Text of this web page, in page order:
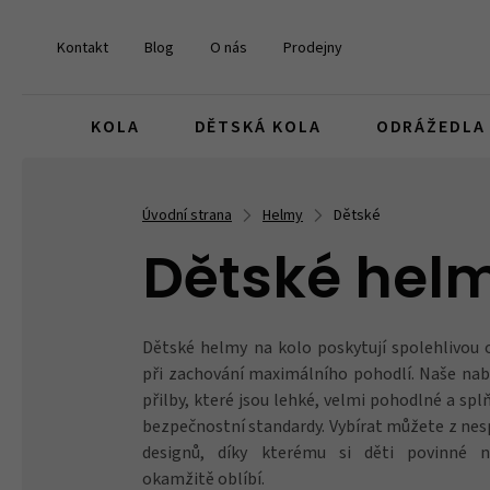
Kontakt Blog O nás Prodejny
KOLA
Elektrokola
DĚTSKÁ KOLA
Dětská kola 14
děti 3 - 5 let
děti 9 - 12 let
Elektrokola pro děti
Dětské e-biky
ODRÁŽEDLA
Odrážedla
pro nejmenší
Náhradní díly
Dětské
Brýle
Světla
Pedály
Kazety
Komponenty v akci
Oblečení v akci
Pro malé závodníky
dárky pro děti na kolo
dárky pro silniční a gravel cyklisty
Dárkové poukazy
když si nevíte rady
Úvodní strana Helmy Dětské
Dětské
Dětské helmy na kolo poskytují spolehlivou
při zachování maximálního pohodlí. Naše
přilby, které jsou lehké, velmi pohodlné a
bezpečnostní standardy. Vybírat můžete z
designů, díky kterému si děti povinné
okamžitě oblíbí.